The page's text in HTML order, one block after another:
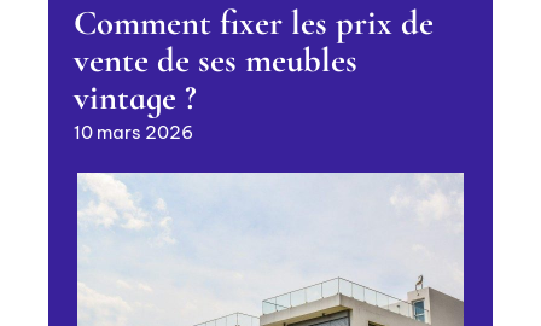
Comment fixer les prix de
vente de ses meubles
vintage ?
10 mars 2026